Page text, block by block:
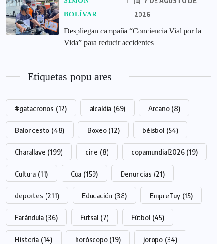
BOLÍVAR
2026
‎Despliegan campaña “Conciencia Vial por la
Vida” para reducir accidentes
Etiquetas populares
#gatacronos (12) alcaldía (69) Arcano (8)
Baloncesto (48) Boxeo (12) béisbol (54)
Charallave (199) cine (8) copamundial2026 (19)
Cultura (11) Cúa (159) Denuncias (21)
deportes (211) Educación (38) EmpreTuy (15)
Farándula (36) Futsal (7) Fútbol (45)
Historia (14) horóscopo (19) joropo (34)